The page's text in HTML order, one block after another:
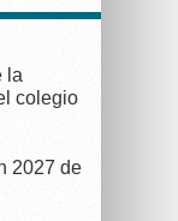
la
colegio
2027 de